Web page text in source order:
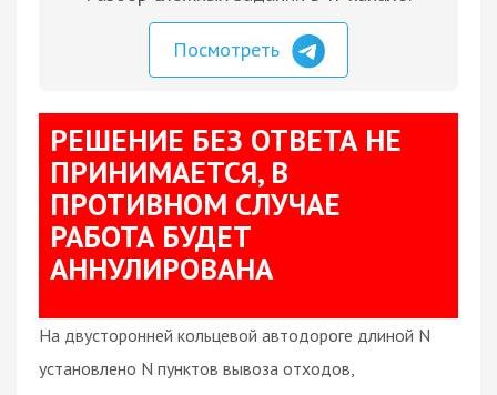
Посмотреть
РЕШЕНИЕ БЕЗ ОТВЕТА НЕ
ПРИНИМАЕТСЯ, В
ПРОТИВНОМ СЛУЧАЕ
РАБОТА БУДЕТ
АННУЛИРОВАНА
На двусторонней кольцевой автодороге длиной N
установлено N пунктов вывоза отходов,